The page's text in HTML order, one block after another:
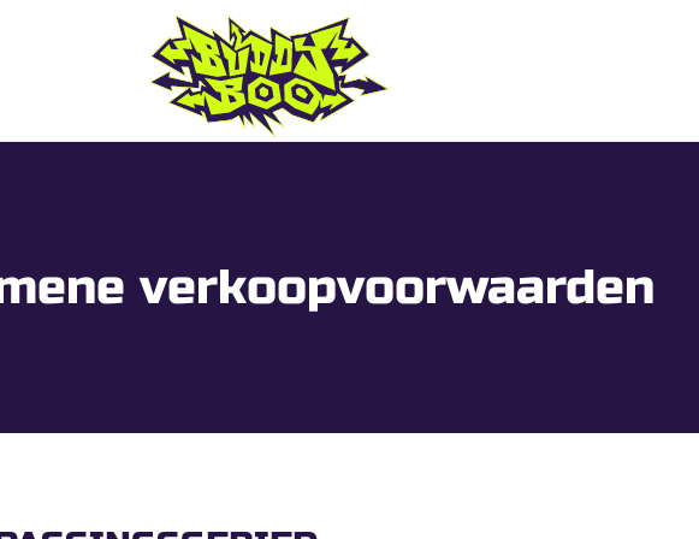
verkoopvoorwaarden